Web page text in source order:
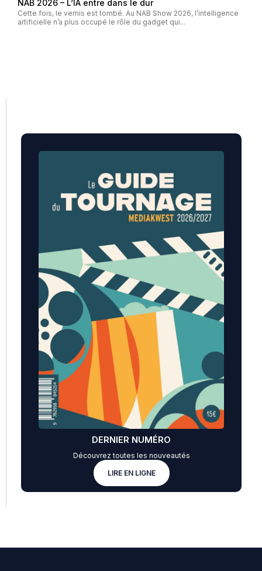
NAB 2026 – L’IA entre dans le dur
Cette fois, le vernis est tombé. Au NAB Show 2026, l’intelligence
artificielle n’a plus occupé le rôle du gadget qui...
DERNIER NUMÉRO
Découvrez toutes les nouveautés
LIRE EN LIGNE